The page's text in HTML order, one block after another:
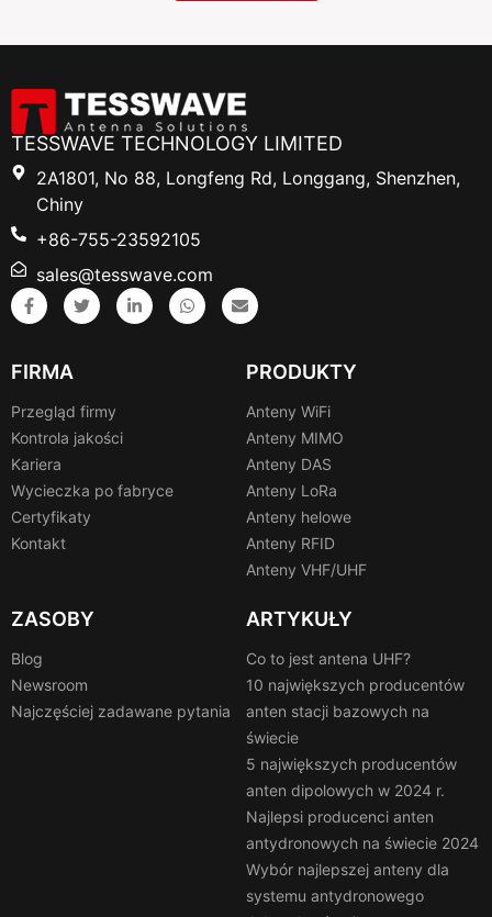
TESSWAVE TECHNOLOGY LIMITED
2A1801, No 88, Longfeng Rd, Longgang, Shenzhen,
Chiny
+86-755-23592105
sales@tesswave.com
FIRMA
Przegląd firmy
Kontrola jakości
Kariera
Wycieczka po fabryce
Certyfikaty
Kontakt
PRODUKTY
Anteny WiFi
Anteny MIMO
Anteny DAS
Anteny LoRa
Anteny helowe
Anteny RFID
Anteny VHF/UHF
ZASOBY
Blog
Newsroom
Najczęściej zadawane pytania
ARTYKUŁY
Co to jest antena UHF?
10 największych producentów
anten stacji bazowych na
świecie
5 największych producentów
anten dipolowych w 2024 r.
Najlepsi producenci anten
antydronowych na świecie 2024
Wybór najlepszej anteny dla
systemu antydronowego